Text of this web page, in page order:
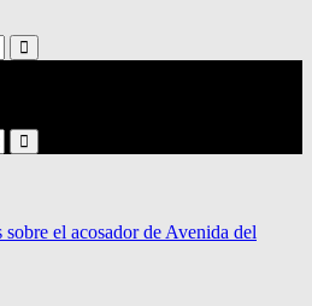
Search
Search
sobre el acosador de Avenida del